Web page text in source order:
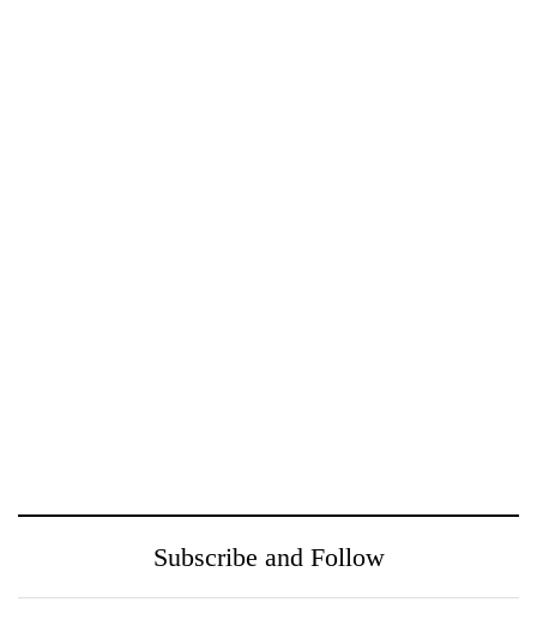
උදෙසා Medihelp රෝහල්
Centre සමඟ එක්වෙයි
Subscribe and Follow